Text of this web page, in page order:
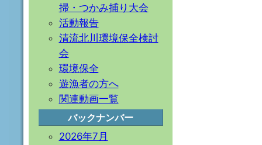
掃・つかみ捕り大会
活動報告
清流北川環境保全検討
会
環境保全
遊漁者の方へ
関連動画一覧
バックナンバー
2026年7月